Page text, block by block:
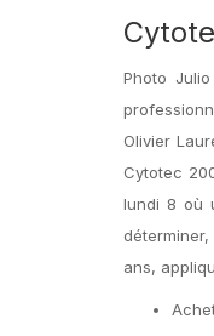
Photo
Olivier
Cytotec
lundi 8 où
ans,